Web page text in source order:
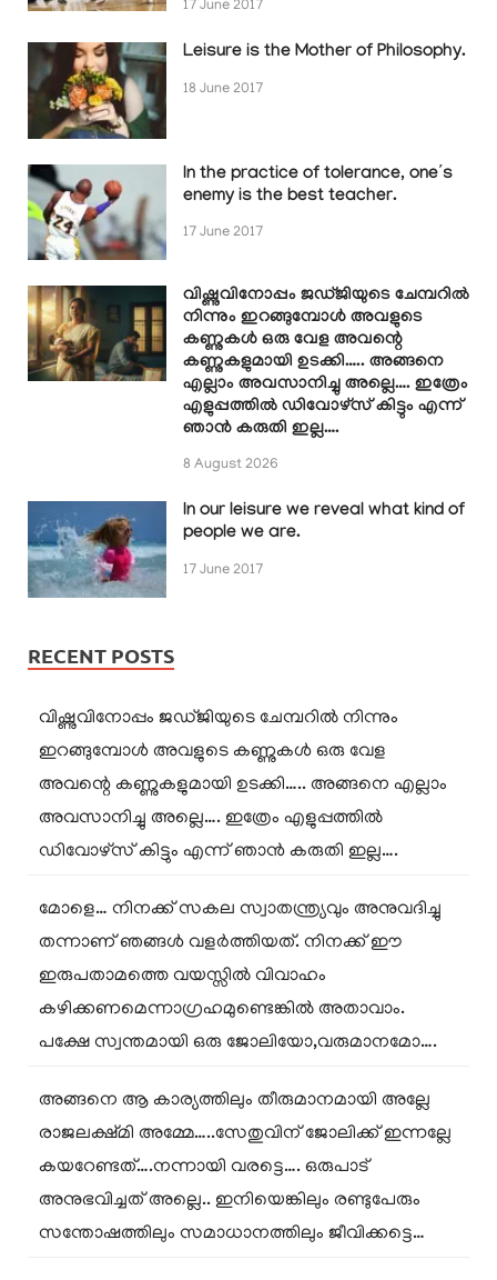
17 June 2017
Leisure is the Mother of Philosophy.
18 June 2017
In the practice of tolerance, one’s
enemy is the best teacher.
17 June 2017
വിഷ്ണുവിനോപ്പം ജഡ്ജിയുടെ ചേമ്പറിൽ
നിന്നും ഇറങ്ങുമ്പോൾ അവളുടെ
കണ്ണുകൾ ഒരു വേള അവന്റെ
കണ്ണുകളുമായി ഉടക്കി….. അങ്ങനെ
എല്ലാം അവസാനിച്ചു അല്ലെ…. ഇത്രേം
എളുപ്പത്തിൽ ഡിവോഴ്സ് കിട്ടും എന്ന്
ഞാൻ കരുതി ഇല്ല….
8 August 2026
In our leisure we reveal what kind of
people we are.
17 June 2017
RECENT POSTS
വിഷ്ണുവിനോപ്പം ജഡ്ജിയുടെ ചേമ്പറിൽ നിന്നും
ഇറങ്ങുമ്പോൾ അവളുടെ കണ്ണുകൾ ഒരു വേള
അവന്റെ കണ്ണുകളുമായി ഉടക്കി….. അങ്ങനെ എല്ലാം
അവസാനിച്ചു അല്ലെ…. ഇത്രേം എളുപ്പത്തിൽ
ഡിവോഴ്സ് കിട്ടും എന്ന് ഞാൻ കരുതി ഇല്ല….
മോളെ… നിനക്ക് സകല സ്വാതന്ത്ര്യവും അനുവദിച്ചു
തന്നാണ് ഞങ്ങൾ വളർത്തിയത്. നിനക്ക് ഈ
ഇരുപതാമത്തെ വയസ്സിൽ വിവാഹം
കഴിക്കണമെന്നാഗ്രഹമുണ്ടെങ്കിൽ അതാവാം.
പക്ഷേ സ്വന്തമായി ഒരു ജോലിയോ,വരുമാനമോ….
അങ്ങനെ ആ കാര്യത്തിലും തീരുമാനമായി അല്ലേ
രാജലക്ഷ്മി അമ്മേ…..സേതുവിന് ജോലിക്ക് ഇന്നല്ലേ
കയറേണ്ടത്….നന്നായി വരട്ടെ…. ഒരുപാട്
അനുഭവിച്ചത് അല്ലെ.. ഇനിയെങ്കിലും രണ്ടുപേരും
സന്തോഷത്തിലും സമാധാനത്തിലും ജീവിക്കട്ടെ…